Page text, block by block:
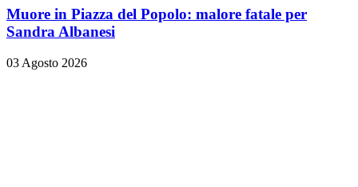
Muore in Piazza del Popolo: malore fatale per
Sandra Albanesi
03 Agosto 2026